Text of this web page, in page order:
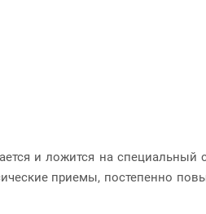
и ложится на специальный
приемы, постепенно